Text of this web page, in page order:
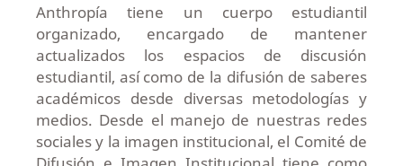
Anthropía tiene un cuerpo estudiantil
organizado, encargado de mantener
actualizados los espacios de discusión
estudiantil, así como de la difusión de saberes
académicos desde diversas metodologías y
medios. Desde el manejo de nuestras redes
sociales y la imagen institucional, el Comité de